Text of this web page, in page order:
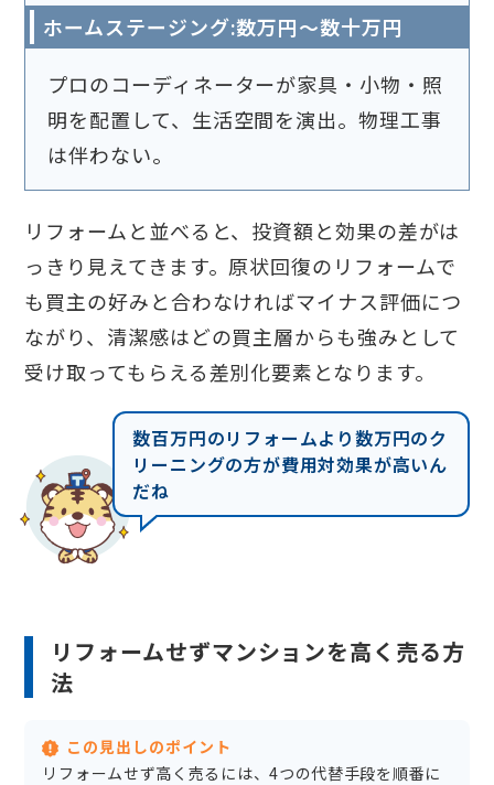
ホームステージング:数万円〜数十万円
プロのコーディネーターが家具・小物・照
明を配置して、生活空間を演出。物理工事
は伴わない。
リフォームと並べると、投資額と効果の差がは
っきり見えてきます。原状回復のリフォームで
も買主の好みと合わなければマイナス評価につ
ながり、清潔感はどの買主層からも強みとして
受け取ってもらえる差別化要素となります。
数百万円のリフォームより数万円のク
リーニングの方が費用対効果が高いん
だね
リフォームせずマンションを高く売る方
法
この見出しのポイント
リフォームせず高く売るには、4つの代替手段を順番に